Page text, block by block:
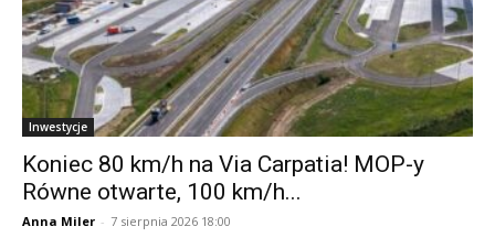
Inwestycje
Koniec 80 km/h na Via Carpatia! MOP-y
Równe otwarte, 100 km/h...
Anna Miler - 7 sierpnia 2026 18:00